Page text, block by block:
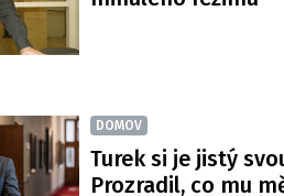
DOMOV
Turek si je jistý
Prozradil, co mu